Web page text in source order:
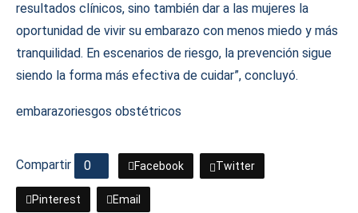
resultados clínicos, sino también dar a las mujeres la
oportunidad de vivir su embarazo con menos miedo y más
tranquilidad. En escenarios de riesgo, la prevención sigue
siendo la forma más efectiva de cuidar”, concluyó.
embarazoriesgos obstétricos
Compartir 0 Facebook Twitter
Pinterest Email